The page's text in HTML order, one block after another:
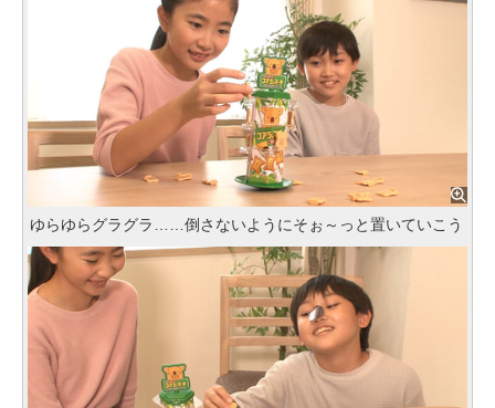
ゆらゆらグラグラ……倒さないようにそぉ～っと置いていこう